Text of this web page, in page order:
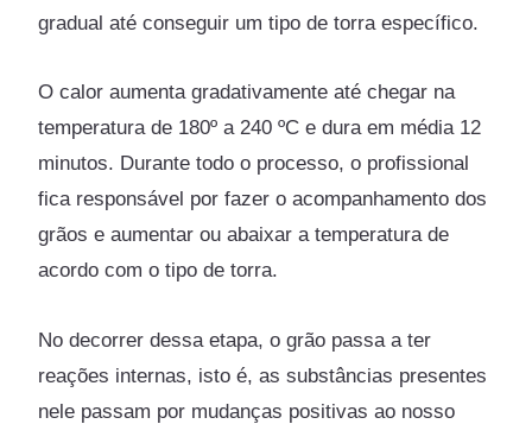
gradual até conseguir um tipo de torra específico.
O calor aumenta gradativamente até chegar na
temperatura de 180º a 240 ºC e dura em média 12
minutos. Durante todo o processo, o profissional
fica responsável por fazer o acompanhamento dos
grãos e aumentar ou abaixar a temperatura de
acordo com o tipo de torra.
No decorrer dessa etapa, o grão passa a ter
reações internas, isto é, as substâncias presentes
nele passam por mudanças positivas ao nosso